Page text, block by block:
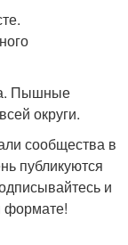
Пышные
округи.
сообщества в
публикуются
и
формате!